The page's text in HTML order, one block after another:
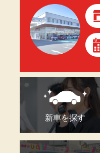
新車を探す